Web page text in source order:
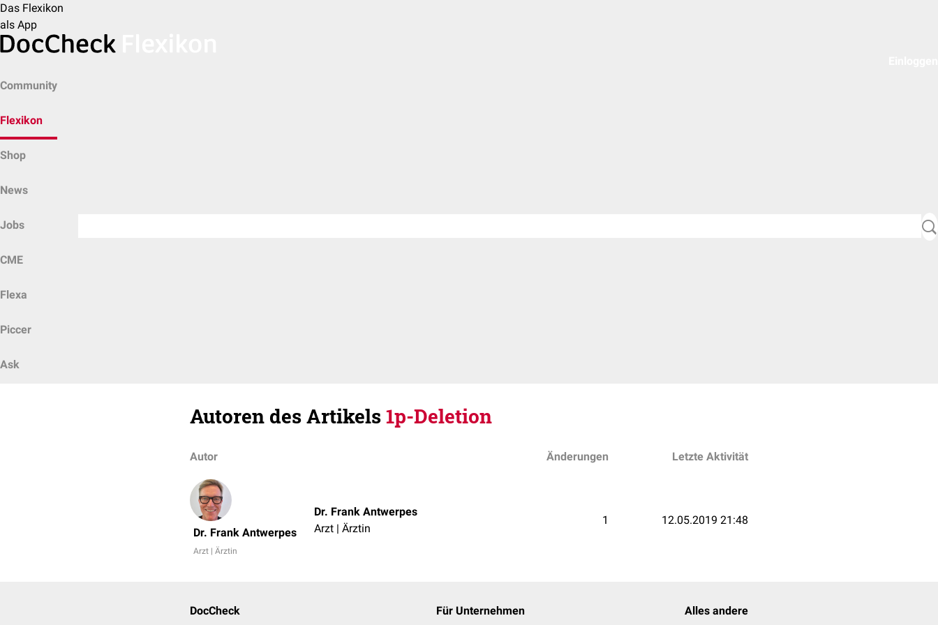
Das Flexikon
als App
Community
Flexikon
Shop
News
Jobs
CME
Flexa
Piccer
Ask
Autoren des Artikels1p-Deletion
Autor Änderungen Letzte Aktivität
Dr. Frank Antwerpes
Arzt | Ärztin
Dr. Frank Antwerpes
Arzt | Ärztin
1 12.05.2019 21:48
DocCheck Für Unternehmen Alles andere